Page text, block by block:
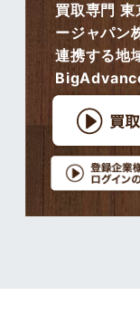
買取専門 東
ージャパン
連携する地